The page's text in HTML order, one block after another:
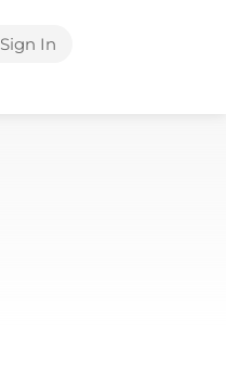
Sign In